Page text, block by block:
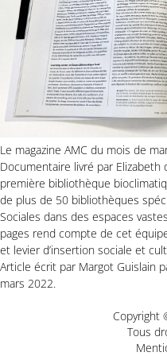
Le magazine AMC du mois de
Documentaire livré par Elizabeth
première bibliothèque
de plus de 50 bibliothèques
Sociales dans des espaces
pages rend compte de cet
et levier d’insertion sociale et
Article écrit par Margot Guislain
mars 2022.
Copyright
Tous